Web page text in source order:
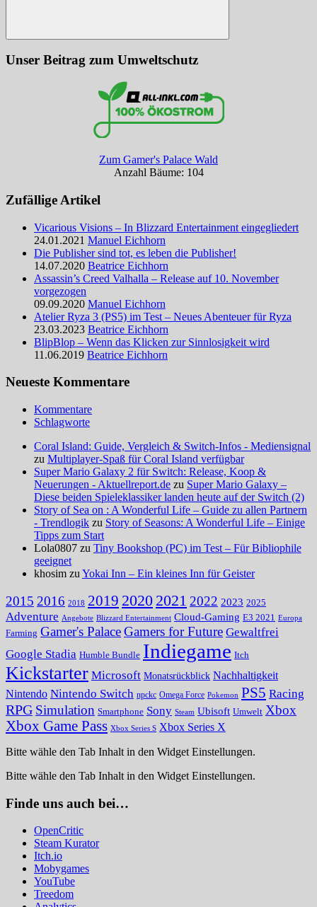
Suchen
Unser Beitrag zum Umweltschutz
Zum Gamer's Palace Wald
Anzahl Bäume: 104
Zufällige Artikel
Vicarious Visions – In Blizzard Entertainment eingegliedert
24.01.2021 Manuel Eichhorn
Die Publisher sind tot, es leben die Publisher!
14.07.2020 Beatrice Eichhorn
Assassin’s Creed Valhalla – Release auf 10. November
vorgezogen
09.09.2020 Manuel Eichhorn
Atelier Ryza 3 (PS5) im Test – Neues Abenteuer für Ryza
23.03.2023 Beatrice Eichhorn
BlipBlop – Wenn das Klicken zur Sinnlosigkeit wird
11.06.2019 Beatrice Eichhorn
Neueste Kommentare
Kommentare
Schlagworte
Coral Island: Guide, Vergleich & Switch-Infos - Mediensignal
zu Multiplayer-Spaß für Coral Island verfügbar
Super Mario Galaxy 2 für Switch: Release, Koop &
Neuerungen - Aktuellreport.de zu Super Mario Galaxy –
Diese beiden Spieleklassiker landen heute auf der Switch (2)
Story of Sea on : A Wonderful Life – Guide zu allen Partnern
- Trendlogik zu Story of Seasons: A Wonderful Life – Einige
Tipps zum Start
Lola0807 zu Tiny Bookshop (PC) im Test – Für Bibliophile
geeignet
khosim zu Yokai Inn – Ein kleines Inn für Geister
2015 2016 2018 2019 2020 2021 2022 2023 2025
Adventure Angebote Blizzard Entertainment Cloud-Gaming E3 2021 Europa
Farming Gamer's PalaceGamers for Future Gewaltfrei
Google Stadia Humble Bundle Indiegame Itch
Kickstarter Microsoft Monatsrückblick Nachhaltigkeit
Nintendo Nintendo Switch npckc Omega Force Pokemon PS5 Racing
RPG Simulation Smartphone Sony Steam Ubisoft Umwelt Xbox
Xbox Game Pass Xbox Series S Xbox Series X
Bitte wähle den Tab Inhalt in den Widget Einstellungen.
Bitte wähle den Tab Inhalt in den Widget Einstellungen.
Finde uns auch bei…
OpenCritic
Steam Kurator
Itch.io
Mobygames
YouTube
Treedom